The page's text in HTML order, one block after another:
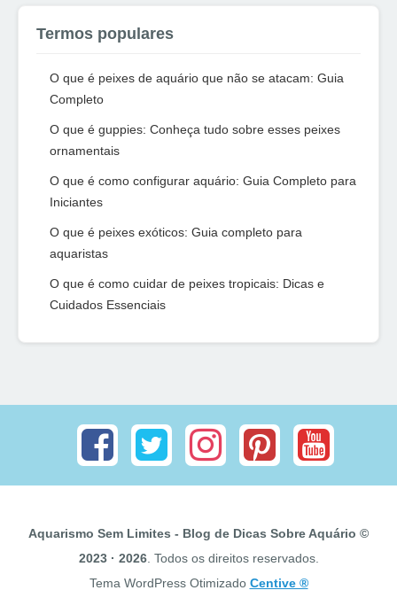
Termos populares
O que é peixes de aquário que não se atacam: Guia
Completo
O que é guppies: Conheça tudo sobre esses peixes
ornamentais
O que é como configurar aquário: Guia Completo para
Iniciantes
O que é peixes exóticos: Guia completo para
aquaristas
O que é como cuidar de peixes tropicais: Dicas e
Cuidados Essenciais
Aquarismo Sem Limites - Blog de Dicas Sobre Aquário ©
2023 · 2026. Todos os direitos reservados.
Tema WordPress Otimizado Centive ®